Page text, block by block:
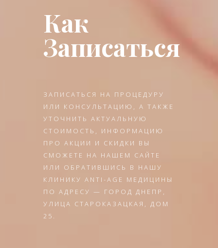
Как
Записаться
ЗАПИСАТЬСЯ НА ПРОЦЕДУРУ
ИЛИ КОНСУЛЬТАЦИЮ, А ТАКЖЕ
УТОЧНИТЬ АКТУАЛЬНУЮ
СТОИМОСТЬ, ИНФОРМАЦИЮ
ПРО АКЦИИ И СКИДКИ ВЫ
СМОЖЕТЕ НА НАШЕМ САЙТЕ
ИЛИ ОБРАТИВШИСЬ В НАШУ
КЛИНИКУ ANTI-AGE МЕДИЦИНЫ
ПО АДРЕСУ — ГОРОД ДНЕПР,
УЛИЦА СТАРОКАЗАЦКАЯ, ДОМ
25.